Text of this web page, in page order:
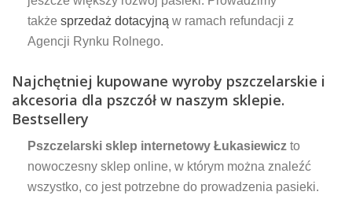
także sprzedaż dotacyjną w ramach refundacji z
Agencji Rynku Rolnego.
Najchętniej kupowane wyroby pszczelarskie i
akcesoria dla pszczół w naszym sklepie.
Bestsellery
Pszczelarski sklep internetowy Łukasiewicz to
nowoczesny sklep online, w którym można znaleźć
wszystko, co jest potrzebne do prowadzenia pasieki.